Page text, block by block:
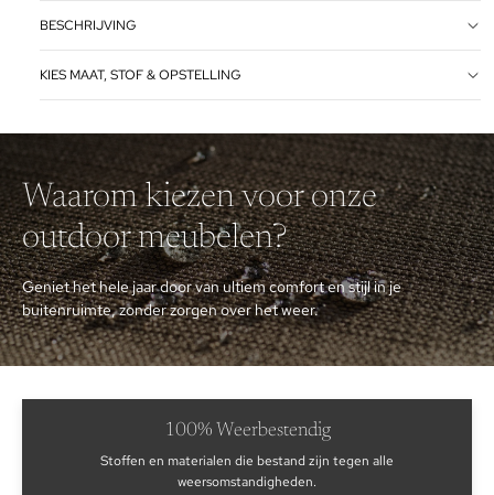
BESCHRIJVING
KIES MAAT, STOF & OPSTELLING
Waarom kiezen voor onze
outdoor meubelen?
Geniet het hele jaar door van ultiem comfort en stijl in je
buitenruimte, zonder zorgen over het weer.
100% Weerbestendig
Stoffen en materialen die bestand zijn tegen alle
weersomstandigheden.